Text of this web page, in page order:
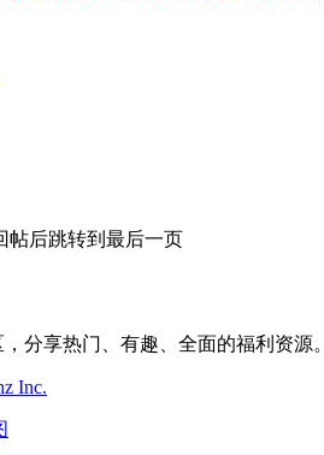
帖后跳转到最后一页
分享热门、有趣、全面的福利资源。
Inc.